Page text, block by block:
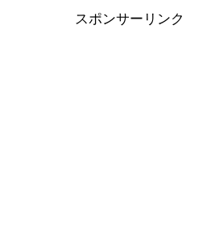
スポンサーリンク